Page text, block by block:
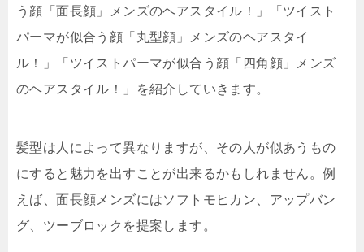
う顔「面長顔」メンズのヘアスタイル！」「ツイスト
パーマが似合う顔「丸型顔」メンズのヘアスタイ
ル！」「ツイストパーマが似合う顔「四角顔」メンズ
のヘアスタイル！」を紹介していきます。
髪型は人によって異なりますが、その人が似あうもの
にすると魅力を出すことが出来るかもしれません。例
えば、面長顔メンズにはソフトモヒカン、アップバン
グ、ツーブロックを提案します。